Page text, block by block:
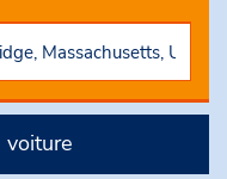
voiture